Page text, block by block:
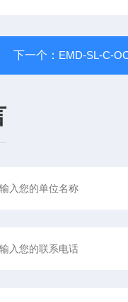
下一个： EMD-SL-C-OC-10 -